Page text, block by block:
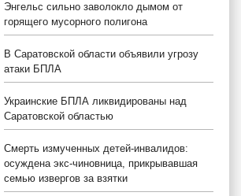
Энгельс сильно заволокло дымом от
горящего мусорного полигона
В Саратовской области объявили угрозу
атаки БПЛА
Украинские БПЛА ликвидированы над
Саратовской областью
Смерть измученных детей-инвалидов:
осуждена экс-чиновница, прикрывавшая
семью извергов за взятки